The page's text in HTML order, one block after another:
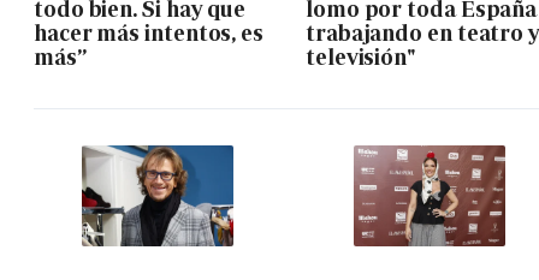
todo bien. Si hay que
hacer más intentos, es
más”
lomo por toda España
trabajando en teatro
televisión"